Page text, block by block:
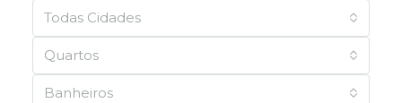
Todas Cidades
Quartos
Banheiros